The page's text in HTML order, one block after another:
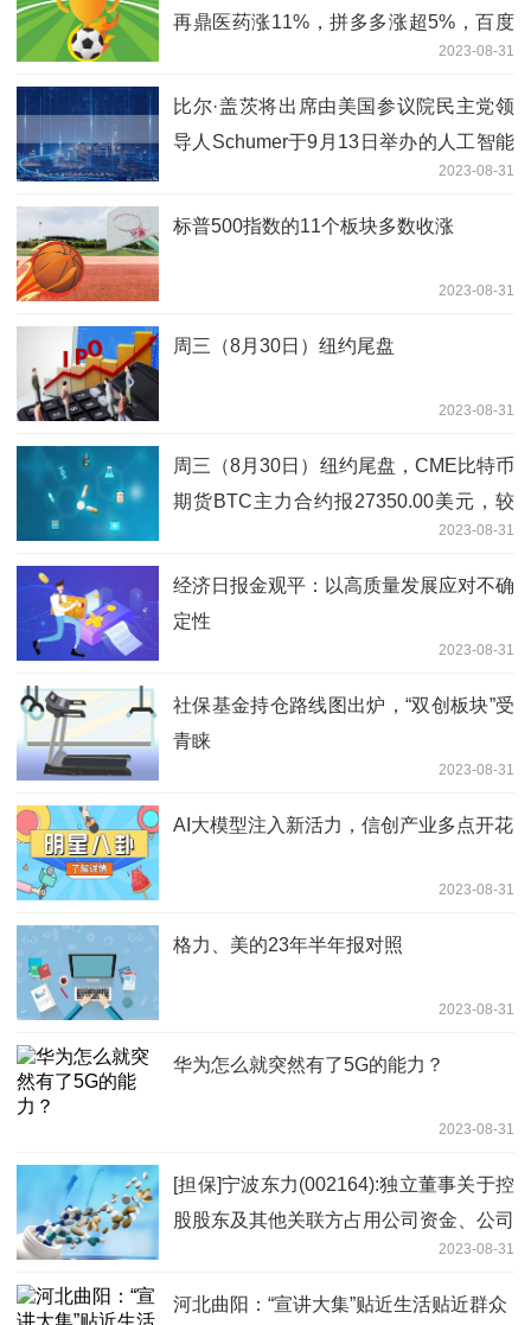
再鼎医药涨11%，拼多多涨超5%，百度
涨3%，阿特斯太阳能找那个2.4%，陆控
则跌4%，嘉楠科技跌5.9%，铜道控股跌
29
2023-08-31
比尔·盖茨将出席由美国参议院民主党领
导人Schumer于9月13日举办的人工智能
2023-08-31
标普500指数的11个板块多数收涨
2023-08-31
周三（8月30日）纽约尾盘
2023-08-31
周三（8月30日）纽约尾盘，CME比特币
期货BTC主力合约报27350.00美元，较
周二纽约尾盘跌2.36%，盘中交投于
27970.00-27130.000美元
2023-08-31
经济日报金观平：以高质量发展应对不确
定性
2023-08-31
社保基金持仓路线图出炉，“双创板块”受
青睐
2023-08-31
AI大模型注入新活力，信创产业多点开花
2023-08-31
格力、美的23年半年报对照
2023-08-31
华为怎么就突然有了5G的能力？
2023-08-31
[担保]宁波东力(002164):独立董事关于控
股股东及其他关联方占用公司资金、公司
对外担保情况的专项说明和独立意见2023-08-31
河北曲阳：“宣讲大集”贴近生活贴近群众